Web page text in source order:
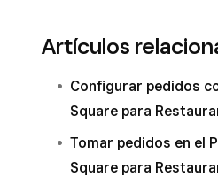
Artículos
Configurar pedidos
Square para
Tomar pedidos en el
Square para